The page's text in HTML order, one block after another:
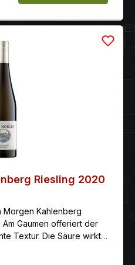
Riesling 2020
Morgen Kahlenberg
Am Gaumen offeriert der
Textur. Die Säure wirkt
seidig, dann baut sie aber
Der Wein wirkt schlank